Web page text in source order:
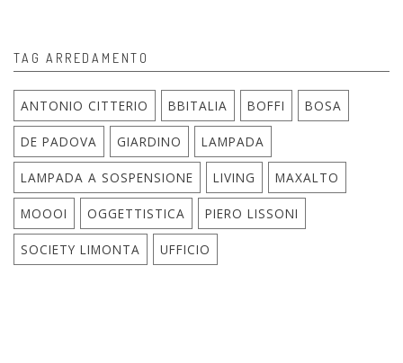
TAG ARREDAMENTO
ANTONIO CITTERIO BBITALIA BOFFI BOSA
DE PADOVA GIARDINO LAMPADA
LAMPADA A SOSPENSIONE LIVING MAXALTO
MOOOI OGGETTISTICA PIERO LISSONI
SOCIETY LIMONTA UFFICIO